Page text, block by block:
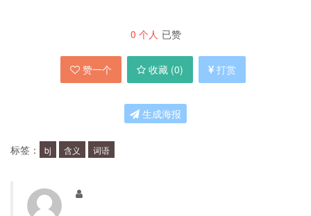
为什么“bj”含义如此多样？
“bj”之所以能够有这么多的含义，是因为它的形式
非常独特。它的发音与“背景”这个词语非常相似，
己的需要，将“bj”赋予不同的含义和用途。
0 个人 已赞
赞一个 收藏 (0) 打赏
生成海报
标签： bj 含义 词语